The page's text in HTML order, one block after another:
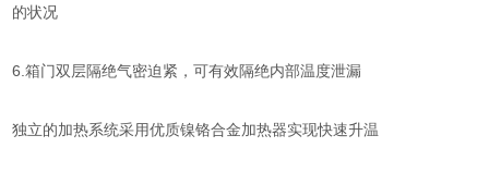
的状况
6.箱门双层隔绝气密迫紧，可有效隔绝内部温度泄漏
独立的加热系统采用优质镍铬合金加热器实现快速升温